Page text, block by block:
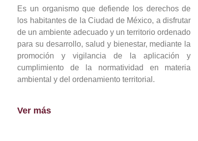
Es un organismo que defiende los derechos de
los habitantes de la Ciudad de México, a disfrutar
de un ambiente adecuado y un territorio ordenado
para su desarrollo, salud y bienestar, mediante la
promoción y vigilancia de la aplicación y
cumplimiento de la normatividad en materia
ambiental y del ordenamiento territorial.
Ver más